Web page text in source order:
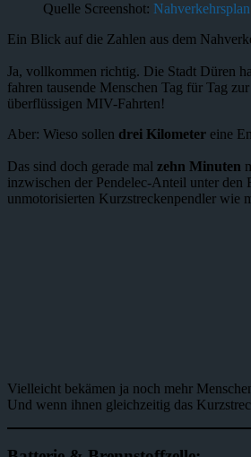
Quelle Screenshot:
Ein Blick auf die Zahlen aus dem
Ja, vollkommen richtig. Die Stadt Düren
fahren tausende Menschen Tag für Tag
überflüssigen MIV-Fahrten!
Aber: Wieso sollen drei Kilometer eine
Das sind doch gerade mal zehn Minuten
inzwischen der Pendelec-Anteil unter den
unmotorisierten Kurzstreckenpendler wie
Vielleicht bekämen ja noch mehr
Und wenn ihnen gleichzeitig das